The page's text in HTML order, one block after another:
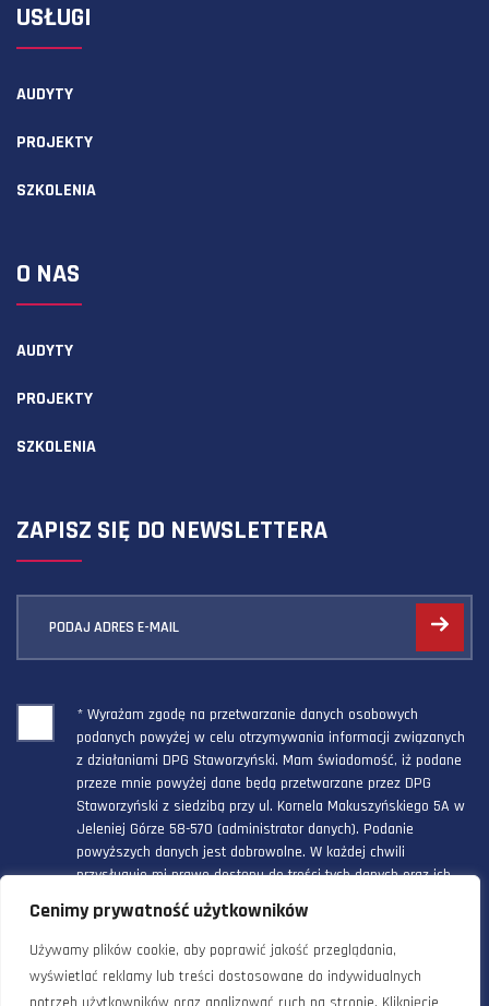
Cenimy prywatność użytkowników
Używamy plików cookie, aby poprawić jakość przeglądania,
wyświetlać reklamy lub treści dostosowane do indywidualnych
USŁUGI
AUDYTY
PROJEKTY
SZKOLENIA
O NAS
AUDYTY
PROJEKTY
SZKOLENIA
ZAPISZ SIĘ DO NEWSLETTERA
PODAJ ADRES E-MAIL
* Wyrażam zgodę na przetwarzanie danych osobowych
podanych powyżej w celu otrzymywania informacji związanych
z działaniami DPG Staworzyński. Mam świadomość, iż podane
przeze mnie powyżej dane będą przetwarzane przez DPG
Staworzyński z siedzibą przy ul. Kornela Makuszyńskiego 5A w
Jeleniej Górze 58-570 (administrator danych). Podanie
powyższych danych jest dobrowolne. W każdej chwili
przysługuje mi prawo dostępu do treści tych danych oraz ich
poprawienia, a powyższa zgoda może być odwołana w każdym
czasie.